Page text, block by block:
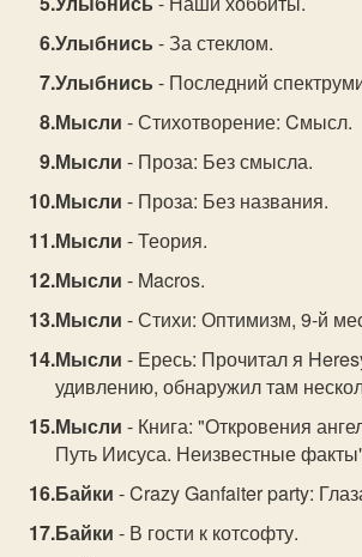
Улыбнись - За стеклом.
Улыбнись - Последний
Мысли - Стихотворение: Cмысл.
Мысли - Проза: Без смысла.
Мысли - Проза: Без названия.
Мысли - Теория.
Мысли - Macros.
Мысли - Стихи: Оптимизм, 9-й
Мысли - Ересь: Прочитал я
удивлению, обнаружил там
Мысли - Книга: "Откровения
Путь Иисуса. Неизвестные
Байки - Crazy Ganfaiter party:
Байки - В гости к котсофту.